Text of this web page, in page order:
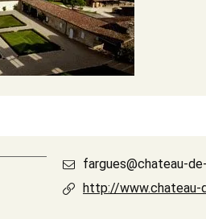
fargues@chateau-
http://www.chateau-